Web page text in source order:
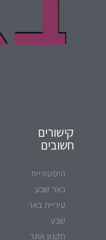
קישורים
חשובים
היסטוריית
באר שבע
עיריית באר
שבע
תקנון אתר